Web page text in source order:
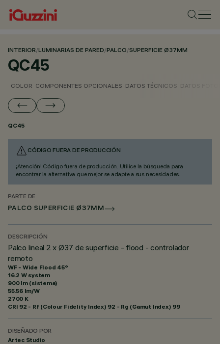
INTERIOR/LUMINARIAS DE PARED/PALCO/SUPERFICIE Ø37MM
QC45
COLOR COMPONENTES OPCIONALES DATOS TÉCNICOS DATOS
QC45
CÓDIGO FUERA DE PRODUCCIÓN
¡Atención! Código fuera de producción. Utilice la búsqueda para
encontrar la alternativa que mejor se adapte a sus necesidades.
PARTE DE
PALCO SUPERFICIE Ø37MM
DESCRIPCIÓN
Palco lineal 2 x Ø37 de superficie - flood - controlador
remoto
WF - Wide Flood 45°
16.2 W system
900 lm (sistema)
55.56 lm/W
2700 K
CRI 92 - Rf (Colour Fidelity Index) 92 - Rg (Gamut Index) 99
DISEÑADO POR
Artec Studio